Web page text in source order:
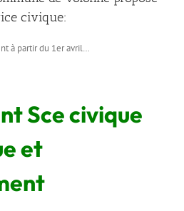
civique:
à partir du 1er avril…
Sce civique
et